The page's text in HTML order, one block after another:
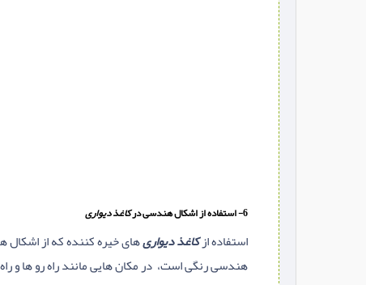
6- استفاده از اشکال هندسی در کاغذ دیواری
استفاده ازکاغذ دیواریهای خیره کننده که از
هندسی رنگی است، در مکان هایی مانند راه رو ها و